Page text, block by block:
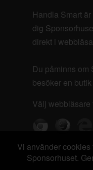
Handla Smart
dig
direkt i
Du påminns om
besöker en
Välj webbläsare
Vi använder
Sponsorhuset.